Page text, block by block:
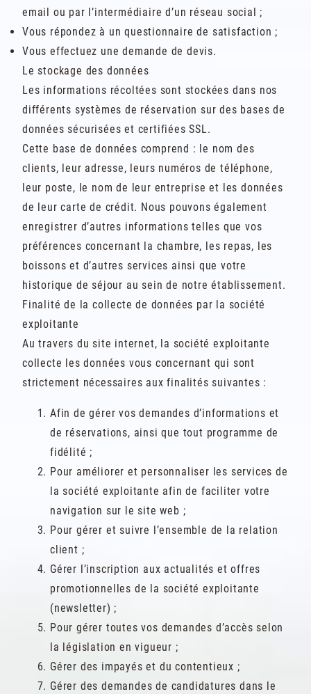
email ou par l’intermédiaire d’un réseau social ;
Vous répondez à un questionnaire de satisfaction ;
Vous effectuez une demande de devis.
Le stockage des données
Les informations récoltées sont stockées dans nos
différents systèmes de réservation sur des bases de
données sécurisées et certifiées SSL.
Cette base de données comprend : le nom des
clients, leur adresse, leurs numéros de téléphone,
leur poste, le nom de leur entreprise et les données
de leur carte de crédit. Nous pouvons également
enregistrer d’autres informations telles que vos
préférences concernant la chambre, les repas, les
boissons et d’autres services ainsi que votre
historique de séjour au sein de notre établissement.
Finalité de la collecte de données par la société
exploitante
Au travers du site internet, la société exploitante
collecte les données vous concernant qui sont
strictement nécessaires aux finalités suivantes :
Afin de gérer vos demandes d’informations et
de réservations, ainsi que tout programme de
fidélité ;
Pour améliorer et personnaliser les services de
la société exploitante afin de faciliter votre
navigation sur le site web ;
Pour gérer et suivre l’ensemble de la relation
client ;
Gérer l’inscription aux actualités et offres
promotionnelles de la société exploitante
(newsletter) ;
Pour gérer toutes vos demandes d’accès selon
la législation en vigueur ;
Gérer des impayés et du contentieux ;
Gérer des demandes de candidatures dans le